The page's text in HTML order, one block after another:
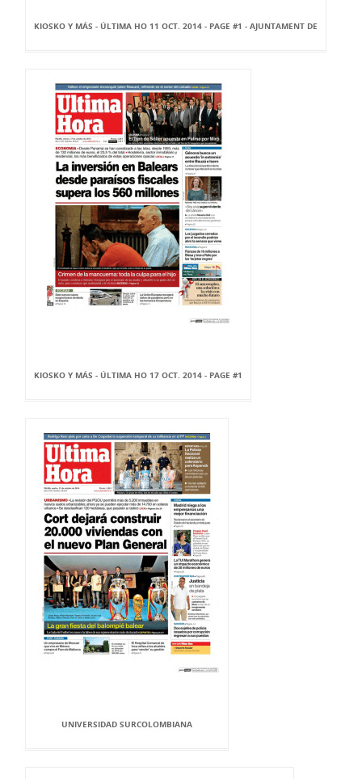
KIOSKO Y MÁS - ÚLTIMA HO 11 OCT. 2014 - PAGE #1 - AJUNTAMENT DE
KIOSKO Y MÁS - ÚLTIMA HO 17 OCT. 2014 - PAGE #1
UNIVERSIDAD SURCOLOMBIANA